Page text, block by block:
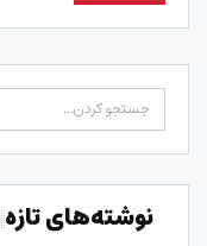
نوشته‌های تازه